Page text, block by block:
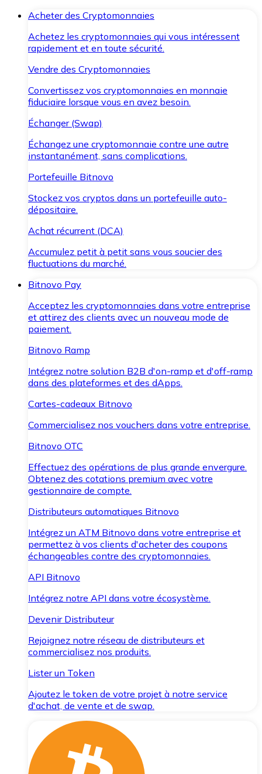
Acheter des Cryptomonnaies
Achetez les cryptomonnaies qui vous intéressent
rapidement et en toute sécurité.
Vendre des Cryptomonnaies
Convertissez vos cryptomonnaies en monnaie
fiduciaire lorsque vous en avez besoin.
Échanger (Swap)
Échangez une cryptomonnaie contre une autre
instantanément, sans complications.
Portefeuille Bitnovo
Stockez vos cryptos dans un portefeuille auto-
dépositaire.
Achat récurrent (DCA)
Accumulez petit à petit sans vous soucier des
fluctuations du marché.
Bitnovo Pay
Acceptez les cryptomonnaies dans votre entreprise
et attirez des clients avec un nouveau mode de
paiement.
Bitnovo Ramp
Intégrez notre solution B2B d'on-ramp et d'off-ramp
dans des plateformes et des dApps.
Cartes-cadeaux Bitnovo
Commercialisez nos vouchers dans votre entreprise.
Bitnovo OTC
Effectuez des opérations de plus grande envergure.
Obtenez des cotations premium avec votre
gestionnaire de compte.
Distributeurs automatiques Bitnovo
Intégrez un ATM Bitnovo dans votre entreprise et
permettez à vos clients d'acheter des coupons
échangeables contre des cryptomonnaies.
API Bitnovo
Intégrez notre API dans votre écosystème.
Devenir Distributeur
Rejoignez notre réseau de distributeurs et
commercialisez nos produits.
Lister un Token
Ajoutez le token de votre projet à notre service
d'achat, de vente et de swap.